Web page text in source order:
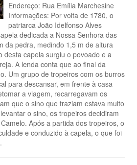
Endereço: Rua Emília Marchesine
Informações: Por volta de 1780, o
patriarca João Idelfonso Alves
dedicada a Nossa Senhora das
da pedra, medindo 1,5 m de altura
desta capela surgiu o povoado e a
A lenda conta que ao final da
Um grupo de tropeiros com os burros
para descansar, em frente à casa
a viagem, recarregavam os
que o sino que traziam estava muito
o sino, os tropeiros decidiram
Após a partida dos tropeiros, o
e conduzido à capela, o que foi